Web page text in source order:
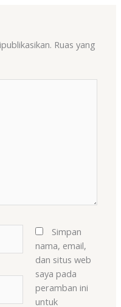
Ruas yang
Simpan
nama, email,
dan situs web
saya pada
peramban ini
untuk